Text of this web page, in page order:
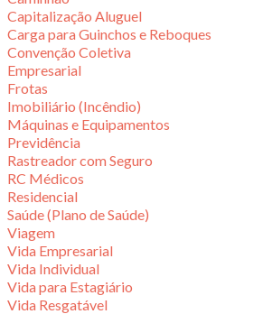
Capitalização Aluguel
Carga para Guinchos e Reboques
Convenção Coletiva
Empresarial
Frotas
Imobiliário (Incêndio)
Máquinas e Equipamentos
Previdência
Rastreador com Seguro
RC Médicos
Residencial
Saúde (Plano de Saúde)
Viagem
Vida Empresarial
Vida Individual
Vida para Estagiário
Vida Resgatável